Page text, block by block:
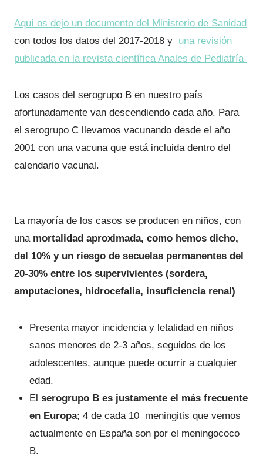
Aquí os dejo un documento del Ministerio de Sanidad
con todos los datos del 2017-2018 y una revisión
publicada en la revista científica Anales de Pediatría
Los casos del serogrupo B en nuestro país
afortunadamente van descendiendo cada año. Para
el serogrupo C llevamos vacunando desde el año
2001 con una vacuna que está incluida dentro del
calendario vacunal.
La mayoría de los casos se producen en niños, con
una mortalidad aproximada, como hemos dicho,
del 10% y un riesgo de secuelas permanentes del
20-30% entre los supervivientes (sordera,
amputaciones, hidrocefalia, insuficiencia renal)
Presenta mayor incidencia y letalidad en niños
sanos menores de 2-3 años, seguidos de los
adolescentes, aunque puede ocurrir a cualquier
edad.
El serogrupo B es justamente el más frecuente
en Europa; 4 de cada 10 meningitis que vemos
actualmente en España son por el meningococo
B.